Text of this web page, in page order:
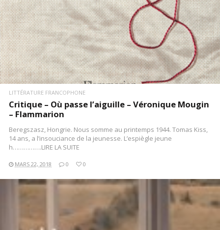
LITTÉRATURE FRANCOPHONE
Critique – Où passe l’aiguille – Véronique Mougin
– Flammarion
Beregszasz, Hongrie. Nous somme au printemps 1944. Tomas Kiss,
14 ans, a l’insouciance de la jeunesse. L’espiègle jeune
h…………….LIRE LA SUITE
MARS 22, 2018 0 0